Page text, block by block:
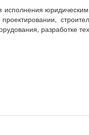
исполнения
разработке